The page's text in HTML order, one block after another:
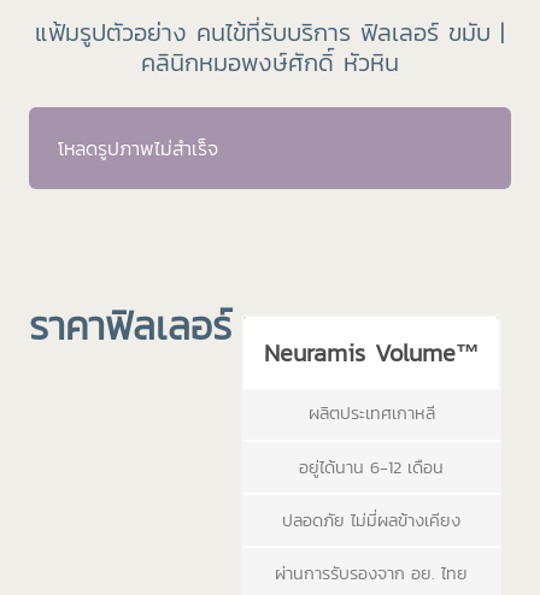
แฟ้มรูปตัวอย่าง คนไข้ที่รับบริการ ฟิลเลอร์ ขมับ |
คลินิกหมอพงษ์ศักดิ์ หัวหิน
โหลดรูปภาพไม่สำเร็จ
ราคาฟิลเลอร์ Neuramis Volume™
ผลิตประเทศเกาหลี
อยู่ได้นาน 6-12 เดือน
ปลอดภัย ไม่มี่ผลข้างเคียง
ผ่านการรับรองจาก อย. ไทย